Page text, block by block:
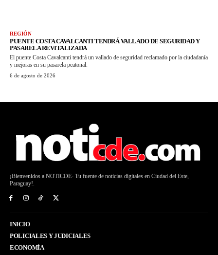
REGIÓN
PUENTE COSTA CAVALCANTI TENDRÁ VALLADO DE SEGURIDAD Y
PASARELA REVITALIZADA
El puente Costa Cavalcanti tendrá un vallado de seguridad reclamado por la ciudadanía
y mejoras en su pasarela peatonal.
6 de agosto de 2026
¡Bienvenidos a NOTICDE- Tu fuente de noticias digitales en Ciudad del Este,
Paraguay!.
INICIO
POLICIALES Y JUDICIALES
ECONOMÍA